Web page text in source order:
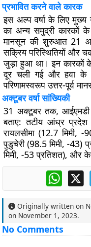
प्रभावित करने वाले कारक
इस अल्प वर्षा के लिए मुख्य
का अन्य समुद्री कारकों
मानसून की शुरुआत 21
सक्रिय परिस्थितियों और
जुड़ा हुआ था। इन कारकों के
दूर चली गई और हवा के
परिणामस्वरूप उत्तर-पूर्व
अक्टूबर वर्षा सांख्यिकी
31 अक्टूबर तक, आईएमडी
बताए: तटीय आंध्र
रायलसीमा (12.7 मिमी,
पुडुचेरी (98.5 मिमी, -43)
मिमी, -53 प्रतिशत), और
X
Originally written on
on November 1, 2023.
No Comments